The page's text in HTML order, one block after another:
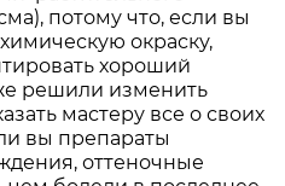
потому что, если вы
окраску,
хороший
решили изменить
мастеру все о своих
вы препараты
оттеночные